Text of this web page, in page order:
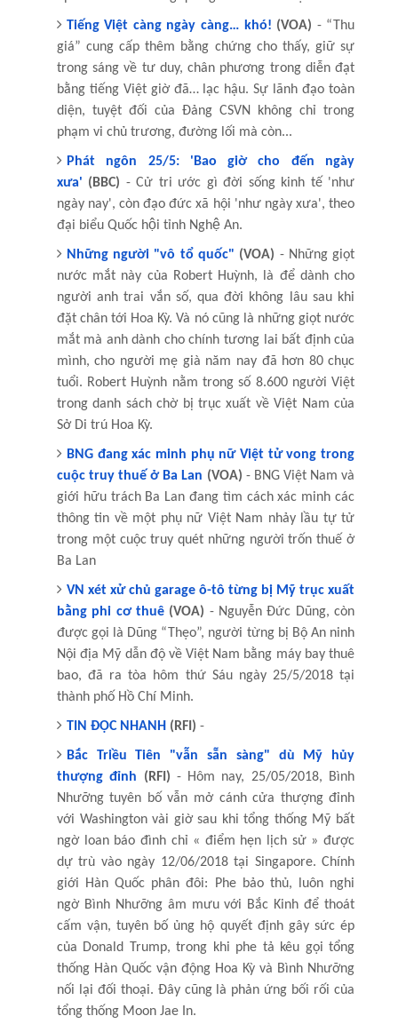
Tiếng Việt càng ngày càng… khó! (VOA) - “Thu
giá” cung cấp thêm bằng chứng cho thấy, giữ sự
trong sáng về tư duy, chân phương trong diễn đạt
bằng tiếng Việt giờ đã… lạc hậu. Sự lãnh đạo toàn
diện, tuyệt đối của Đảng CSVN không chỉ trong
phạm vi chủ trương, đường lối mà còn...
Phát ngôn 25/5: 'Bao giờ cho đến ngày
xưa' (BBC) - Cử tri ước gì đời sống kinh tế 'như
ngày nay', còn đạo đức xã hội 'như ngày xưa', theo
đại biểu Quốc hội tỉnh Nghệ An.
Những người "vô tổ quốc" (VOA) - Những giọt
nước mắt này của Robert Huỳnh, là để dành cho
người anh trai vắn số, qua đời không lâu sau khi
đặt chân tới Hoa Kỳ. Và nó cũng là những giọt nước
mắt mà anh dành cho chính tương lai bất định của
mình, cho người mẹ già năm nay đã hơn 80 chục
tuổi. Robert Huỳnh nằm trong số 8.600 người Việt
trong danh sách chờ bị trục xuất về Việt Nam của
Sở Di trú Hoa Kỳ.
BNG đang xác minh phụ nữ Việt tử vong trong
cuộc truy thuế ở Ba Lan (VOA) - BNG Việt Nam và
giới hữu trách Ba Lan đang tìm cách xác minh các
thông tin về một phụ nữ Việt Nam nhảy lầu tự tử
trong một cuộc truy quét những người trốn thuế ở
Ba Lan
VN xét xử chủ garage ô-tô từng bị Mỹ trục xuất
bằng phi cơ thuê(VOA) - Nguyễn Đức Dũng, còn
được gọi là Dũng “Thẹo”, người từng bị Bộ An ninh
Nội địa Mỹ dẫn độ về Việt Nam bằng máy bay thuê
bao, đã ra tòa hôm thứ Sáu ngày 25/5/2018 tại
thành phố Hồ Chí Minh.
TIN ĐỌC NHANH (RFI) -
Bắc Triều Tiên "vẫn sẵn sàng" dù Mỹ hủy
thượng đỉnh (RFI) - Hôm nay, 25/05/2018, Bình
Nhưỡng tuyên bố vẫn mở cánh cửa thượng đỉnh
với Washington vài giờ sau khi tổng thống Mỹ bất
ngờ loan báo đình chỉ « điểm hẹn lịch sử » được
dự trù vào ngày 12/06/2018 tại Singapore. Chính
giới Hàn Quốc phân đôi: Phe bảo thủ, luôn nghi
ngờ Bình Nhưỡng âm mưu với Bắc Kinh để thoát
cấm vận, tuyên bố ủng hộ quyết định gây sức ép
của Donald Trump, trong khi phe tả kêu gọi tổng
thống Hàn Quốc vận động Hoa Kỳ và Bình Nhưỡng
nối lại đối thoại. Đây cũng là phản ứng bối rối của
tổng thống Moon Jae In.